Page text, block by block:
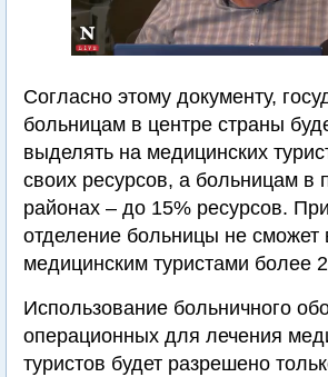
Согласно этому документу,
больницам в центре страны
выделять на медицинских
своих ресурсов, а больницам в
районах – до 15% ресурсов.
отделение больницы не сможет
медицинским туристами более
Использование больничного
операционных для лечения
туристов будет разрешено